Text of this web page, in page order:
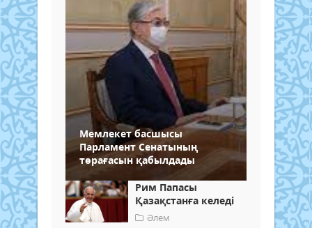
Мемлекет басшысы
Парламент Сенатының
төрағасын қабылдады
Рим Папасы
Қазақстанға келеді
Әлем